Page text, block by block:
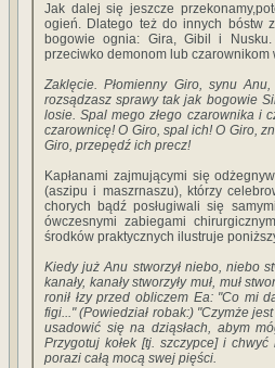
Jak dalej się jeszcze
ogień. Dlatego też do innych bóstw
bogowie ognia: Gira, Gibil i Nusku.
przeciwko demonom lub czarownikom
Zaklęcie. Płomienny Giro, synu
rozsądzasz sprawy tak jak bogowie
losie. Spal mego złego czarownika i
czarownicę! O Giro, spal ich! O Giro,
Giro, przepędź ich precz!
Kapłanami zajmującymi się
(aszipu i maszrnaszu), którzy
chorych bądź posługiwali się
ówczesnymi zabiegami
środków praktycznych ilustruje
Kiedy już Anu stworzył niebo, niebo
kanały, kanały stworzyły muł, muł
ronił łzy przed obliczem Ea: "Co mi
figi..." (Powiedział robak:) "Czymże
usadowić się na dziąsłach, abym
Przygotuj kołek [tj. szczypce] i
porazi całą mocą swej pięści.